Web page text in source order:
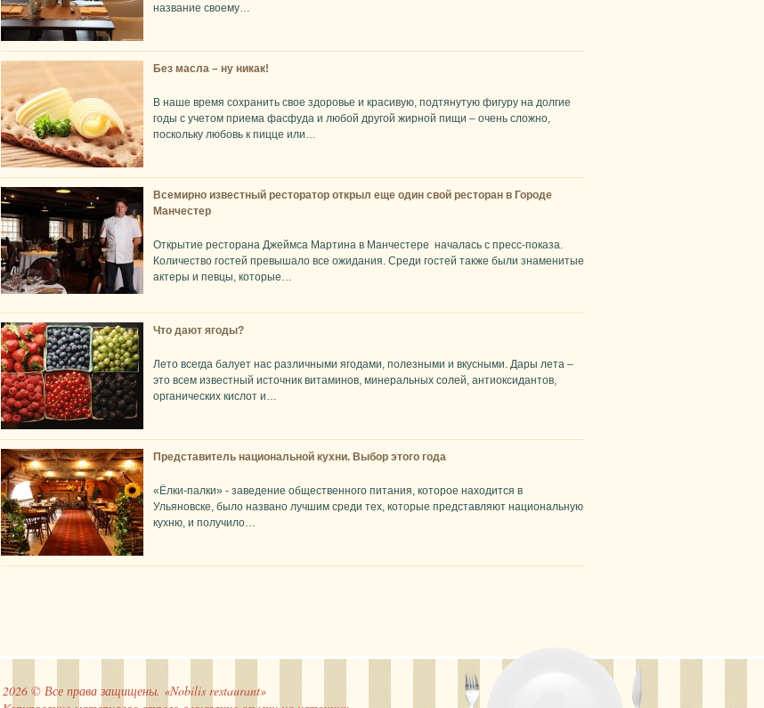
название своему…
Без масла – ну никак!
В наше время сохранить свое здоровье и красивую, подтянутую фигуру на долгие
годы с учетом приема фасфуда и любой другой жирной пищи – очень сложно,
поскольку любовь к пицце или…
Всемирно известный ресторатор открыл еще один свой ресторан в Городе
Манчестер
Открытие ресторана Джеймса Мартина в Манчестере началась с пресс-показа.
Количество гостей превышало все ожидания. Среди гостей также были знаменитые
актеры и певцы, которые…
Что дают ягоды?
Лето всегда балует нас различными ягодами, полезными и вкусными. Дары лета –
это всем известный источник витаминов, минеральных солей, антиоксидантов,
органических кислот и…
Представитель национальной кухни. Выбор этого года
«Ёлки-палки» - заведение общественного питания, которое находится в
Ульяновске, было названо лучшим среди тех, которые представляют национальную
кухню, и получило…
2026 © Все права защищены. «Nobilis restaurant»